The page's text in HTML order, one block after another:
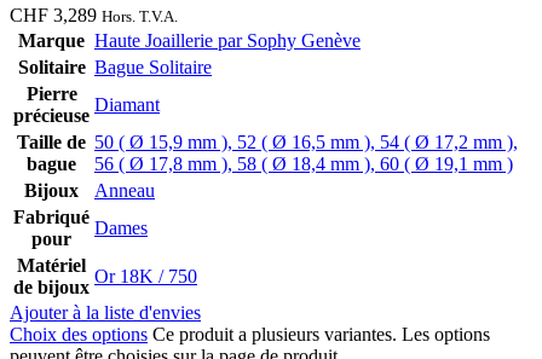
CHF 3,289 Hors. T.V.A.
Marque Haute Joaillerie par Sophy Genève
Solitaire Bague Solitaire
Pierre
précieuse
Diamant
Taille de
bague
50 ( Ø 15,9 mm ), 52 ( Ø 16,5 mm ), 54 ( Ø 17,2 mm ),
56 ( Ø 17,8 mm ), 58 ( Ø 18,4 mm ), 60 ( Ø 19,1 mm )
Bijoux
Anneau
Fabriqué
pour
Dames
Matériel
de bijoux
Or 18K / 750
Ajouter à la liste d'envies
Choix des options Ce produit a plusieurs variantes. Les options